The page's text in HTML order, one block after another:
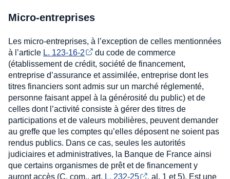
Micro-entreprises
Les micro-entreprises, à l’exception de celles mentionnées
à l’article L. 123-16-2
du code de commerce
(établissement de crédit, société de financement,
entreprise d’assurance et assimilée, entreprise dont les
titres financiers sont admis sur un marché réglementé,
personne faisant appel à la générosité du public) et de
celles dont l’activité consiste à gérer des titres de
participations et de valeurs mobilières, peuvent demander
au greffe que les comptes qu’elles déposent ne soient pas
rendus publics. Dans ce cas, seules les autorités
judiciaires et administratives, la Banque de France ainsi
que certains organismes de prêt et de financement y
auront accès (C. com., art. L. 232-25
, al. 1 et 5). Est une